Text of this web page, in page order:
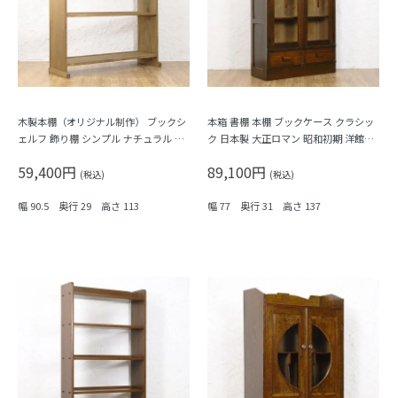
木製本棚（オリジナル制作） ブックシ
ェルフ 飾り棚 シンプル ナチュラル 機
59,400円 (税込)
幅 90.5 奥行 29 高さ 113
本箱 書棚 本棚 ブックケース クラシッ
ク 日本製 大正ロマン 昭和初期 洋館風
ィーク ヴィンテージ
89,100円 (税込)
幅 77 奥行 31 高さ 137